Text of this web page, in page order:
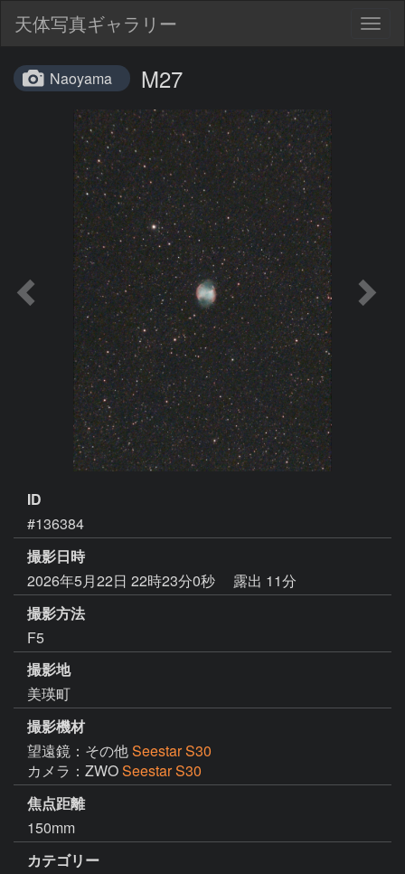
天体写真ギャラリー
Naoyama M27
ID
#136384
撮影日時
2026年5月22日 22時23分0秒
露出 11分
撮影方法
F5
撮影地
美瑛町
撮影機材
望遠鏡：その他Seestar S30
カメラ：ZWOSeestar S30
焦点距離
150mm
カテゴリー